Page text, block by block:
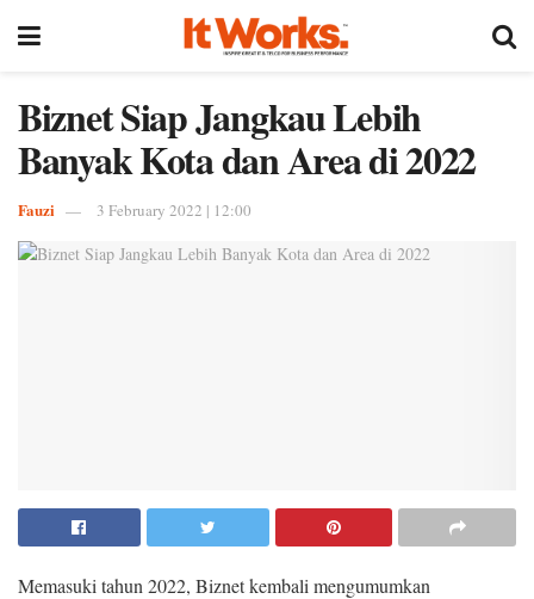
Biznet Siap Jangkau Lebih
Banyak Kota dan Area di 2022
Fauzi 3 February 2022 | 12:00
Memasuki tahun 2022, Biznet kembali mengumumkan